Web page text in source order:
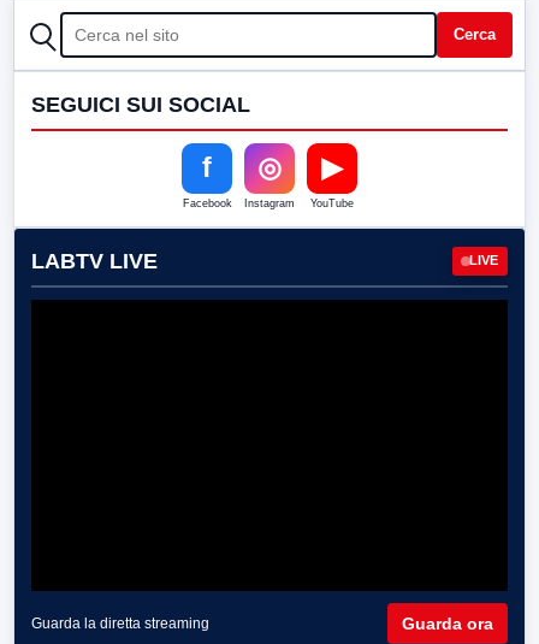
CERCA Cerca
SEGUICI SUI SOCIAL
f
Facebook
◎
Instagram
▶
YouTube
LABTV LIVE LIVE
Guarda la diretta streaming Guarda ora